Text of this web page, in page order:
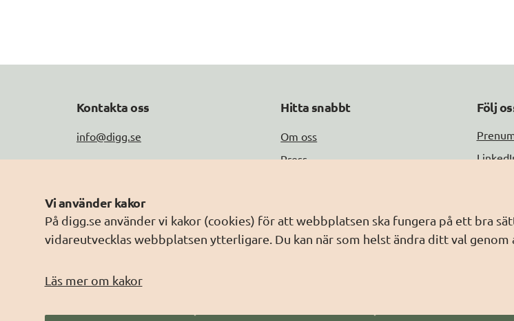
Vi använder kakor
På digg.se använder vi kakor (cookies) för att webbplatsen ska fungera på ett bra
vidareutvecklas webbplatsen ytterligare. Du kan när som helst ändra ditt val genom
Läs mer om kakor
Kontakta oss
info@digg.se
Tel: 0771-11 44 00
Fler kontaktuppgifter
Hitta snabbt
Om oss
Press
Om webbplatsen
Följ
DIGG
DIGG